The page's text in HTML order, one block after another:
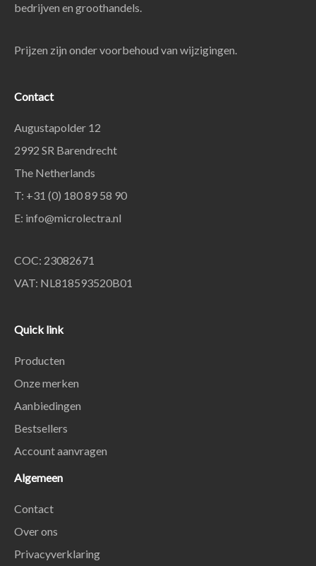
bedrijven en groothandels.
Prijzen zijn onder voorbehoud van wijzigingen.
Contact
Augustapolder 12
2992 SR Barendrecht
The Netherlands
T: +31 (0) 180 89 58 90
E: info@microlectra.nl
COC: 23082671
VAT: NL818593520B01
Quick link
Producten
Onze merken
Aanbiedingen
Bestsellers
Account aanvragen
Algemeen
Contact
Over ons
Privacyverklaring